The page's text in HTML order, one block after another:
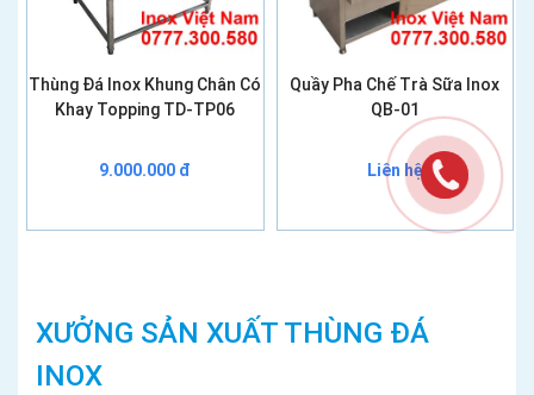
Thùng Đá Inox Khung Chân Có
Khay Topping TD-TP06
9.000.000 đ
Quầy Pha Chế Trà Sữa Inox
QB-01
Liên hệ
XƯỞNG SẢN XUẤT THÙNG ĐÁ
INOX